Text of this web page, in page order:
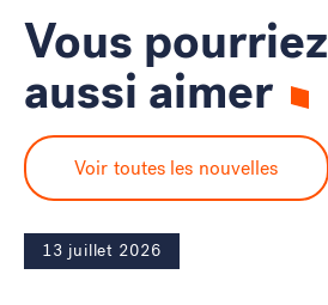
Vous pourriez
aussi aimer
Voir toutes les nouvelles
13 juillet 2026